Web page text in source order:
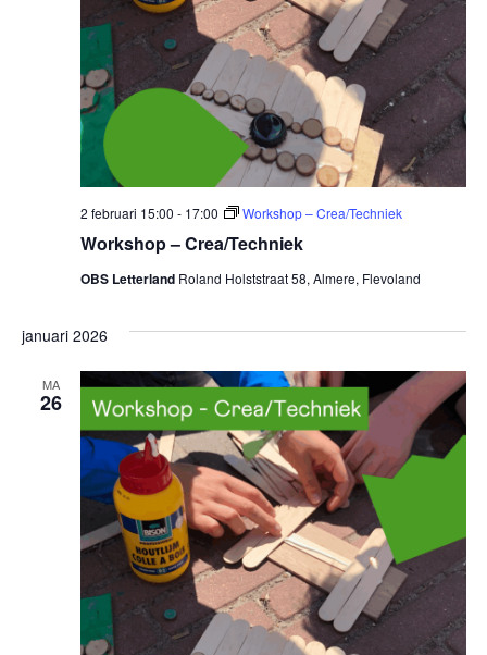
Workshop – Crea/Techniek
2 februari 15:00 - 17:00 Workshop – Crea/Techniek
OBS Letterland Roland Holststraat 58, Almere, Flevoland
januari 2026
MA
26